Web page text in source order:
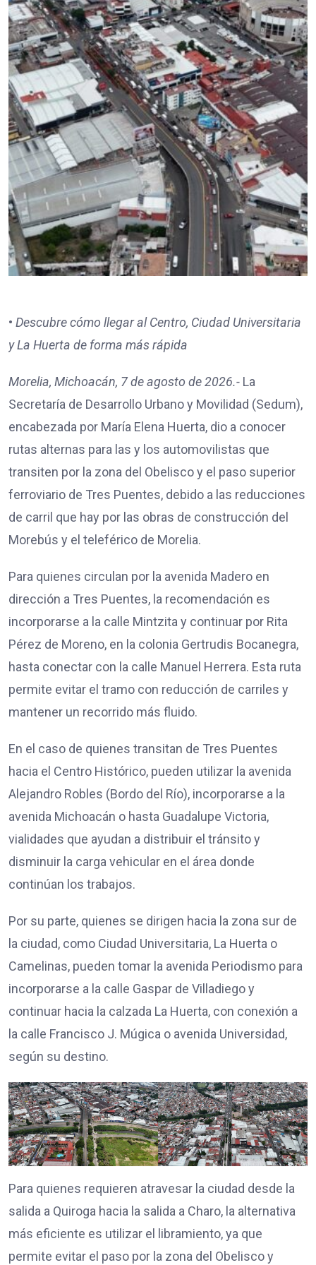
• Descubre cómo llegar al Centro, Ciudad Universitaria
y La Huerta de forma más rápida
Morelia, Michoacán, 7 de agosto de 2026.- La
Secretaría de Desarrollo Urbano y Movilidad (Sedum),
encabezada por María Elena Huerta, dio a conocer
rutas alternas para las y los automovilistas que
transiten por la zona del Obelisco y el paso superior
ferroviario de Tres Puentes, debido a las reducciones
de carril que hay por las obras de construcción del
Morebús y el teleférico de Morelia.
Para quienes circulan por la avenida Madero en
dirección a Tres Puentes, la recomendación es
incorporarse a la calle Mintzita y continuar por Rita
Pérez de Moreno, en la colonia Gertrudis Bocanegra,
hasta conectar con la calle Manuel Herrera. Esta ruta
permite evitar el tramo con reducción de carriles y
mantener un recorrido más fluido.
En el caso de quienes transitan de Tres Puentes
hacia el Centro Histórico, pueden utilizar la avenida
Alejandro Robles (Bordo del Río), incorporarse a la
avenida Michoacán o hasta Guadalupe Victoria,
vialidades que ayudan a distribuir el tránsito y
disminuir la carga vehicular en el área donde
continúan los trabajos.
Por su parte, quienes se dirigen hacia la zona sur de
la ciudad, como Ciudad Universitaria, La Huerta o
Camelinas, pueden tomar la avenida Periodismo para
incorporarse a la calle Gaspar de Villadiego y
continuar hacia la calzada La Huerta, con conexión a
la calle Francisco J. Múgica o avenida Universidad,
según su destino.
Para quienes requieren atravesar la ciudad desde la
salida a Quiroga hacia la salida a Charo, la alternativa
más eficiente es utilizar el libramiento, ya que
permite evitar el paso por la zona del Obelisco y